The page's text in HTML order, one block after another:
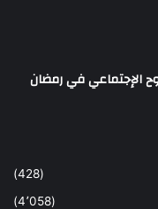
(428)
(4٬058)